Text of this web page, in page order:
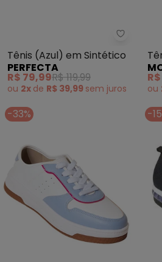
Tênis (Azul) em Sintético
PERFECTA
R$ 79,99R$ 119,99
ou 2x de R$ 39,99 sem juros ou
-33% -